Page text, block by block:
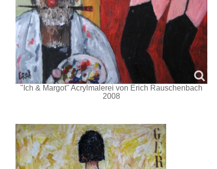
"Ich & Margot" Acrylmalerei von Erich Rauschenbach
2008